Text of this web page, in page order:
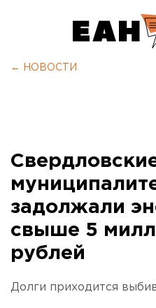
← НОВОСТИ
задолжали
свыше 5
рублей
Долги приходится